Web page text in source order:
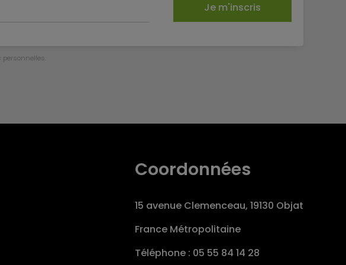
Je m'inscris
Coordonnées
15 avenue Clemenceau, 19130 Objat
France Métropolitaine
Téléphone : 05 55 84 14 28